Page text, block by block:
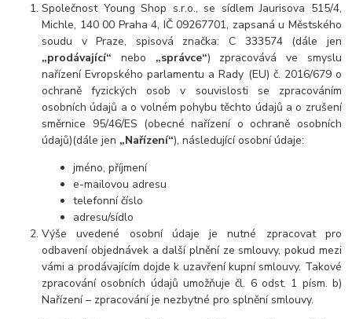
Společnost Young Shop s.r.o., se sídlem Jaurisova 515/4,
Michle, 140 00 Praha 4, IČ 09267701, zapsaná u Městského
soudu v Praze, spisová značka: C 333574(dále jen
„prodávající“ nebo „správce“) zpracovává ve smyslu
nařízení Evropského parlamentu a Rady (EU) č. 2016/679 o
ochraně fyzických osob v souvislosti se zpracováním
osobních údajů a o volném pohybu těchto údajů a o zrušení
směrnice 95/46/ES (obecné nařízení o ochraně osobních
údajů)(dále jen „Nařízení“), následující osobní údaje:
jméno, příjmení
e-mailovou adresu
telefonní číslo
adresu/sídlo
Výše uvedené osobní údaje je nutné zpracovat pro
odbavení objednávek a další plnění ze smlouvy, pokud mezi
vámi a prodávajícím dojde k uzavření kupní smlouvy. Takové
zpracování osobních údajů umožňuje čl. 6 odst. 1 písm. b)
Nařízení – zpracování je nezbytné pro splnění smlouvy.